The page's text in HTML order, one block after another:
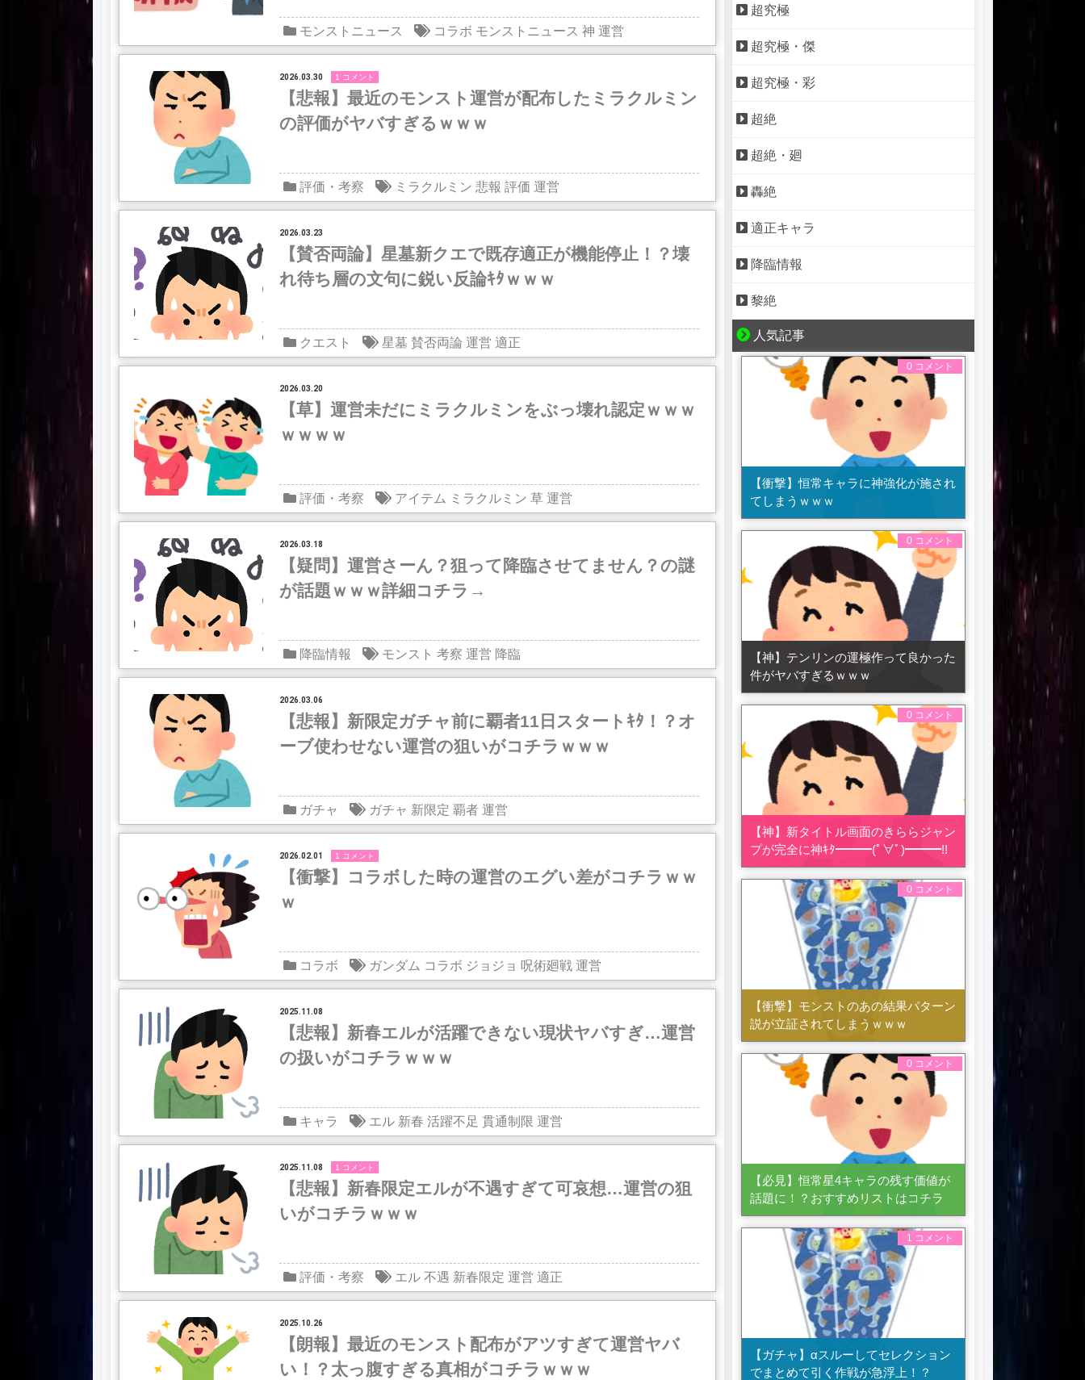
モンストニュース コラボ モンストニュース 神 運営
2026.03.30 1 コメント
【悲報】最近のモンスト運営が配布したミラクルミン
の評価がヤバすぎるｗｗｗ
評価・考察 ミラクルミン 悲報 評価 運営
2026.03.23
【賛否両論】星墓新クエで既存適正が機能停止！？壊
れ待ち層の文句に鋭い反論ｷﾀｗｗｗ
クエスト 星墓 賛否両論 運営 適正
2026.03.20
【草】運営未だにミラクルミンをぶっ壊れ認定ｗｗｗ
ｗｗｗｗ
評価・考察 アイテム ミラクルミン 草 運営
2026.03.18
【疑問】運営さーん？狙って降臨させてません？の謎
が話題ｗｗｗ詳細コチラ→
降臨情報 モンスト 考察 運営 降臨
2026.03.06
【悲報】新限定ガチャ前に覇者11日スタートｷﾀ！？オ
ーブ使わせない運営の狙いがコチラｗｗｗ
ガチャ ガチャ 新限定 覇者 運営
2026.02.01 1 コメント
【衝撃】コラボした時の運営のエグい差がコチラｗｗ
ｗ
コラボ ガンダム コラボ ジョジョ 呪術廻戦 運営
2025.11.08
【悲報】新春エルが活躍できない現状ヤバすぎ…運営
の扱いがコチラｗｗｗ
キャラ エル 新春 活躍不足 貫通制限 運営
2025.11.08 1 コメント
【悲報】新春限定エルが不遇すぎて可哀想…運営の狙
いがコチラｗｗｗ
評価・考察 エル 不遇 新春限定 運営 適正
2025.10.26
【朗報】最近のモンスト配布がアツすぎて運営ヤバ
い！？太っ腹すぎる真相がコチラｗｗｗ
超究極
超究極・傑
超究極・彩
超絶
超絶・廻
轟絶
適正キャラ
降臨情報
黎絶
人気記事
0 コメント
【衝撃】恒常キャラに神強化が施され
てしまうｗｗｗ
0 コメント
【神】テンリンの運極作って良かった
件がヤバすぎるｗｗｗ
0 コメント
【神】新タイトル画面のきららジャン
プが完全に神ｷﾀ━━━(ﾟ∀ﾟ)━━━!!
0 コメント
【衝撃】モンストのあの結果パターン
説が立証されてしまうｗｗｗ
0 コメント
【必見】恒常星4キャラの残す価値が
話題に！？おすすめリストはコチラ
1 コメント
【ガチャ】αスルーしてセレクション
でまとめて引く作戦が急浮上！？